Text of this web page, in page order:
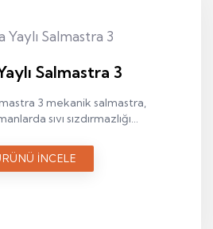
Salmastra 3
3 mekanik salmastra,
sıvı sızdırmazlığı
elemanıdır.
İNCELE